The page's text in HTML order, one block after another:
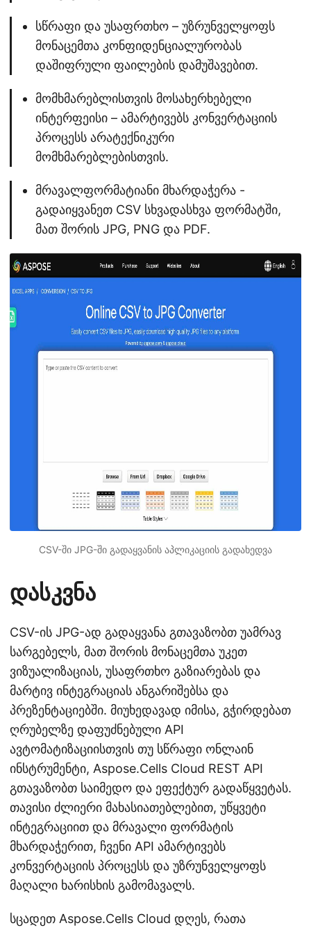
სწრაფი და უსაფრთხო – უზრუნველყოფს
მონაცემთა კონფიდენციალურობას
დაშიფრული ფაილების დამუშავებით.
მომხმარებლისთვის მოსახერხებელი
ინტერფეისი – ამარტივებს კონვერტაციის
პროცესს არატექნიკური
მომხმარებლებისთვის.
მრავალფორმატიანი მხარდაჭერა -
გადაიყვანეთ CSV სხვადასხვა ფორმატში,
მათ შორის JPG, PNG და PDF.
CSV-ში JPG-ში გადაყვანის აპლიკაციის გადახედვა
დასკვნა
CSV-ის JPG-ად გადაყვანა გთავაზობთ უამრავ
სარგებელს, მათ შორის მონაცემთა უკეთ
ვიზუალიზაციას, უსაფრთხო გაზიარებას და
მარტივ ინტეგრაციას ანგარიშებსა და
პრეზენტაციებში. მიუხედავად იმისა, გჭირდებათ
ღრუბელზე დაფუძნებული API
ავტომატიზაციისთვის თუ სწრაფი ონლაინ
ინსტრუმენტი, Aspose.Cells Cloud REST API
გთავაზობთ საიმედო და ეფექტურ გადაწყვეტას.
თავისი ძლიერი მახასიათებლებით, უწყვეტი
ინტეგრაციით და მრავალი ფორმატის
მხარდაჭერით, ჩვენი API ამარტივებს
კონვერტაციის პროცესს და უზრუნველყოფს
მაღალი ხარისხის გამომავალს.
სცადეთ Aspose.Cells Cloud დღეს, რათა